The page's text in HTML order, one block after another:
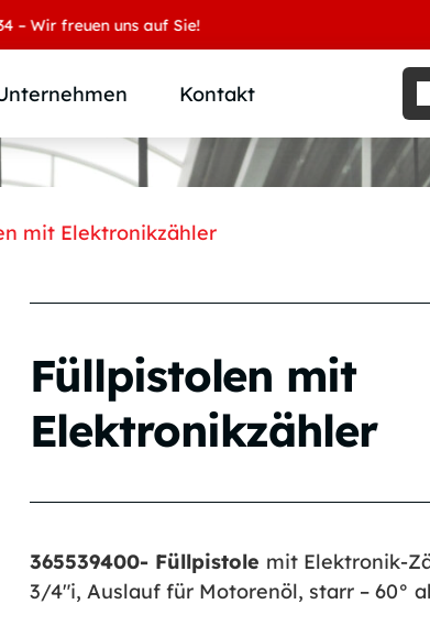
freuen uns auf Sie!
und Märkte
sind
Gruppe
Kontakt
mit Elektronikzähler
Füllpistolen mit
Elektronikzähler
365539400- Füllpistole mit Elektronik-
3/4″i, Auslauf für Motorenöl, starr – 60°